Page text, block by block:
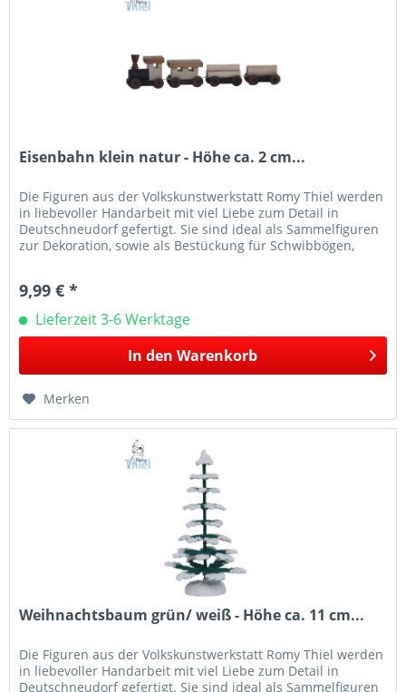
Eisenbahn klein natur - Höhe ca. 2 cm...
Die Figuren aus der Volkskunstwerkstatt Romy Thiel werden
in liebevoller Handarbeit mit viel Liebe zum Detail in
Deutschneudorf gefertigt. Sie sind ideal als Sammelfiguren
zur Dekoration, sowie als Bestückung für Schwibbögen,
9,99 € *
Lieferzeit 3-6 Werktage
In den Warenkorb
Merken
Weihnachtsbaum grün/ weiß - Höhe ca. 11 cm...
Die Figuren aus der Volkskunstwerkstatt Romy Thiel werden
in liebevoller Handarbeit mit viel Liebe zum Detail in
Deutschneudorf gefertigt. Sie sind ideal als Sammelfiguren